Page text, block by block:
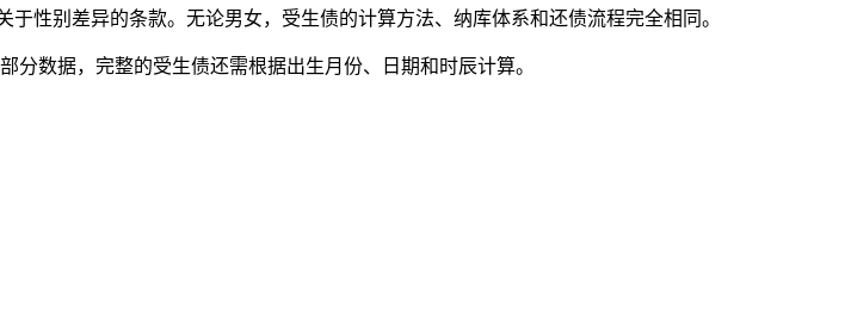
于性别差异的条款。无论男女，受生债的计算方法、纳库体系和还债流程完全相同。
分数据，完整的受生债还需根据出生月份、日期和时辰计算。